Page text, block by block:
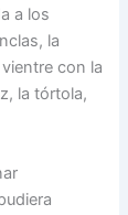
a los
la
con la
la tórtola,